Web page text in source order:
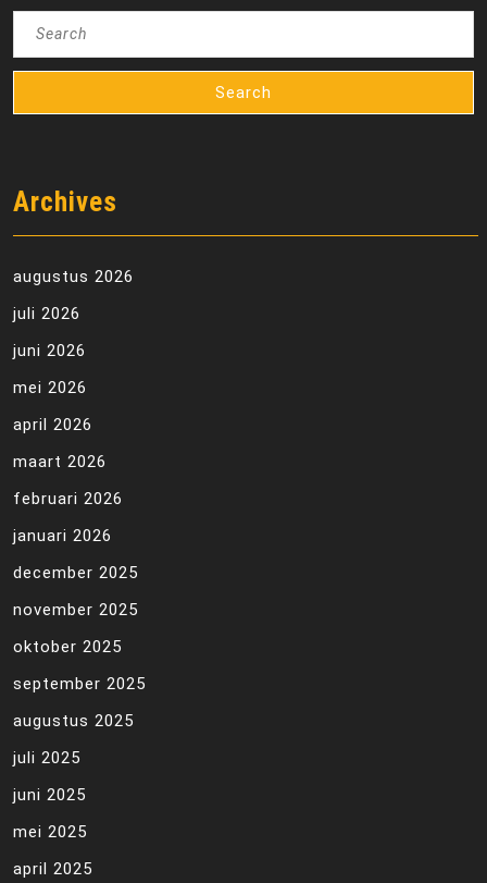
Search
Archives
augustus 2026
juli 2026
juni 2026
mei 2026
april 2026
maart 2026
februari 2026
januari 2026
december 2025
november 2025
oktober 2025
september 2025
augustus 2025
juli 2025
juni 2025
mei 2025
april 2025